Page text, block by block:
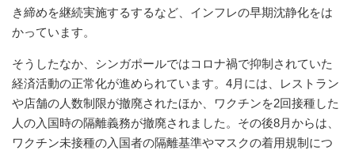
き締めを継続実施するするなど、インフレの早期沈静化をは
かっています。
そうしたなか、シンガポールではコロナ禍で抑制されていた
経済活動の正常化が進められています。4月には、レストラン
や店舗の人数制限が撤廃されたほか、ワクチンを2回接種した
人の入国時の隔離義務が撤廃されました。その後8月からは、
ワクチン未接種の入国者の隔離基準やマスクの着用規制につ